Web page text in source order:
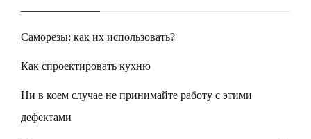
Саморезы: как их использовать?
Как спроектировать кухню
Ни в коем случае не принимайте работу с этими
дефектами